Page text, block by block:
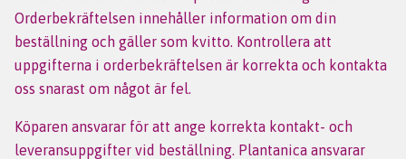
Orderbekräftelsen innehåller information om din
beställning och gäller som kvitto. Kontrollera att
uppgifterna i orderbekräftelsen är korrekta och kontakta
oss snarast om något är fel.
Köparen ansvarar för att ange korrekta kontakt- och
leveransuppgifter vid beställning. Plantanica ansvarar